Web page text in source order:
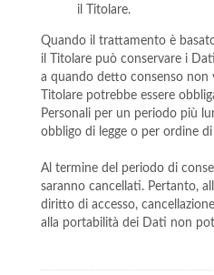
il Titolare.
Quando il trattamento è
il Titolare può conservare i
a quando detto consenso non
Titolare potrebbe essere
Personali per un periodo più
obbligo di legge o per ordine di
Al termine del periodo di
saranno cancellati. Pertanto,
diritto di accesso,
alla portabilità dei Dati non